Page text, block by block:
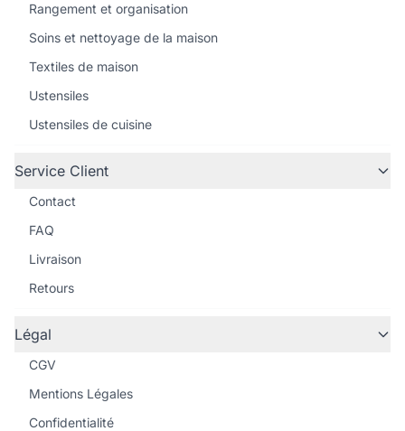
Rangement et organisation
Soins et nettoyage de la maison
Textiles de maison
Ustensiles
Ustensiles de cuisine
Service Client
Contact
FAQ
Livraison
Retours
Légal
CGV
Mentions Légales
Confidentialité